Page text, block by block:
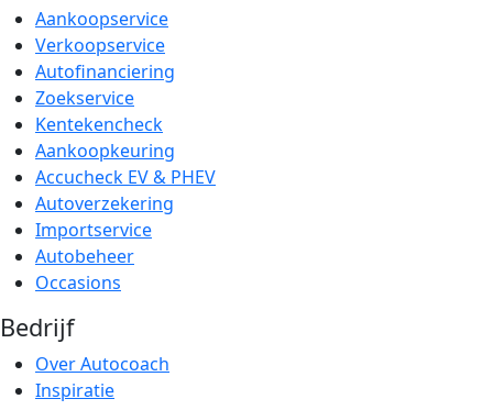
Aankoopservice
Verkoopservice
Autofinanciering
Zoekservice
Kentekencheck
Aankoopkeuring
Accucheck EV & PHEV
Autoverzekering
Importservice
Autobeheer
Occasions
Bedrijf
Over Autocoach
Inspiratie